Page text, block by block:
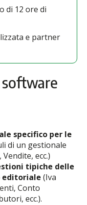
di 12 ore di
e partner
specifico per le
di un gestionale
ecc.)
tipiche delle
editoriale (Iva
Conto
ecc.).